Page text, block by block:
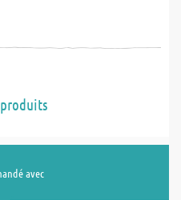
avec